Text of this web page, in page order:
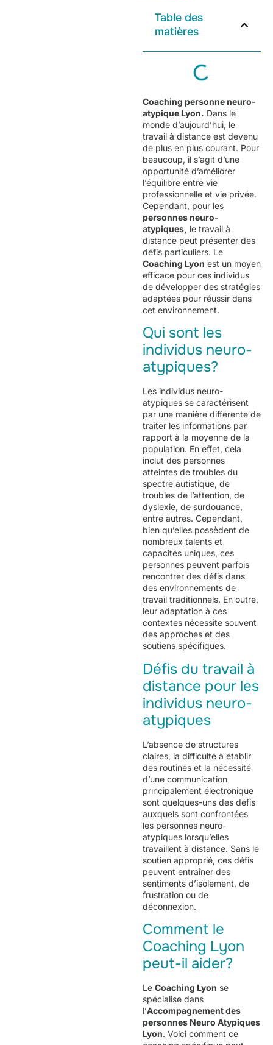
Table des
matières
Coaching personne neuro-
atypique Lyon. Dans le
monde d’aujourd’hui, le
travail à distance est devenu
de plus en plus courant. Pour
beaucoup, il s’agit d’une
opportunité d’améliorer
l’équilibre entre vie
professionnelle et vie privée.
Cependant, pour les
personnes neuro-
atypiques, le travail à
distance peut présenter des
défis particuliers. Le
Coaching Lyon est un moyen
efficace pour ces individus
de développer des stratégies
adaptées pour réussir dans
cet environnement.
Qui sont les
individus neuro-
atypiques?
Les individus neuro-
atypiques se caractérisent
par une manière différente de
traiter les informations par
rapport à la moyenne de la
population. En effet, cela
inclut des personnes
atteintes de troubles du
spectre autistique, de
troubles de l’attention, de
dyslexie, de surdouance,
entre autres. Cependant,
bien qu’elles possèdent de
nombreux talents et
capacités uniques, ces
personnes peuvent parfois
rencontrer des défis dans
des environnements de
travail traditionnels. En outre,
leur adaptation à ces
contextes nécessite souvent
des approches et des
soutiens spécifiques.
Défis du travail à
distance pour les
individus neuro-
atypiques
L’absence de structures
claires, la difficulté à établir
des routines et la nécessité
d’une communication
principalement électronique
sont quelques-uns des défis
auxquels sont confrontées
les personnes neuro-
atypiques lorsqu’elles
travaillent à distance. Sans le
soutien approprié, ces défis
peuvent entraîner des
sentiments d’isolement, de
frustration ou de
déconnexion.
Comment le
Coaching Lyon
peut-il aider?
Le Coaching Lyon se
spécialise dans
l’Accompagnementdes
personnes Neuro Atypiques
Lyon. Voici comment ce